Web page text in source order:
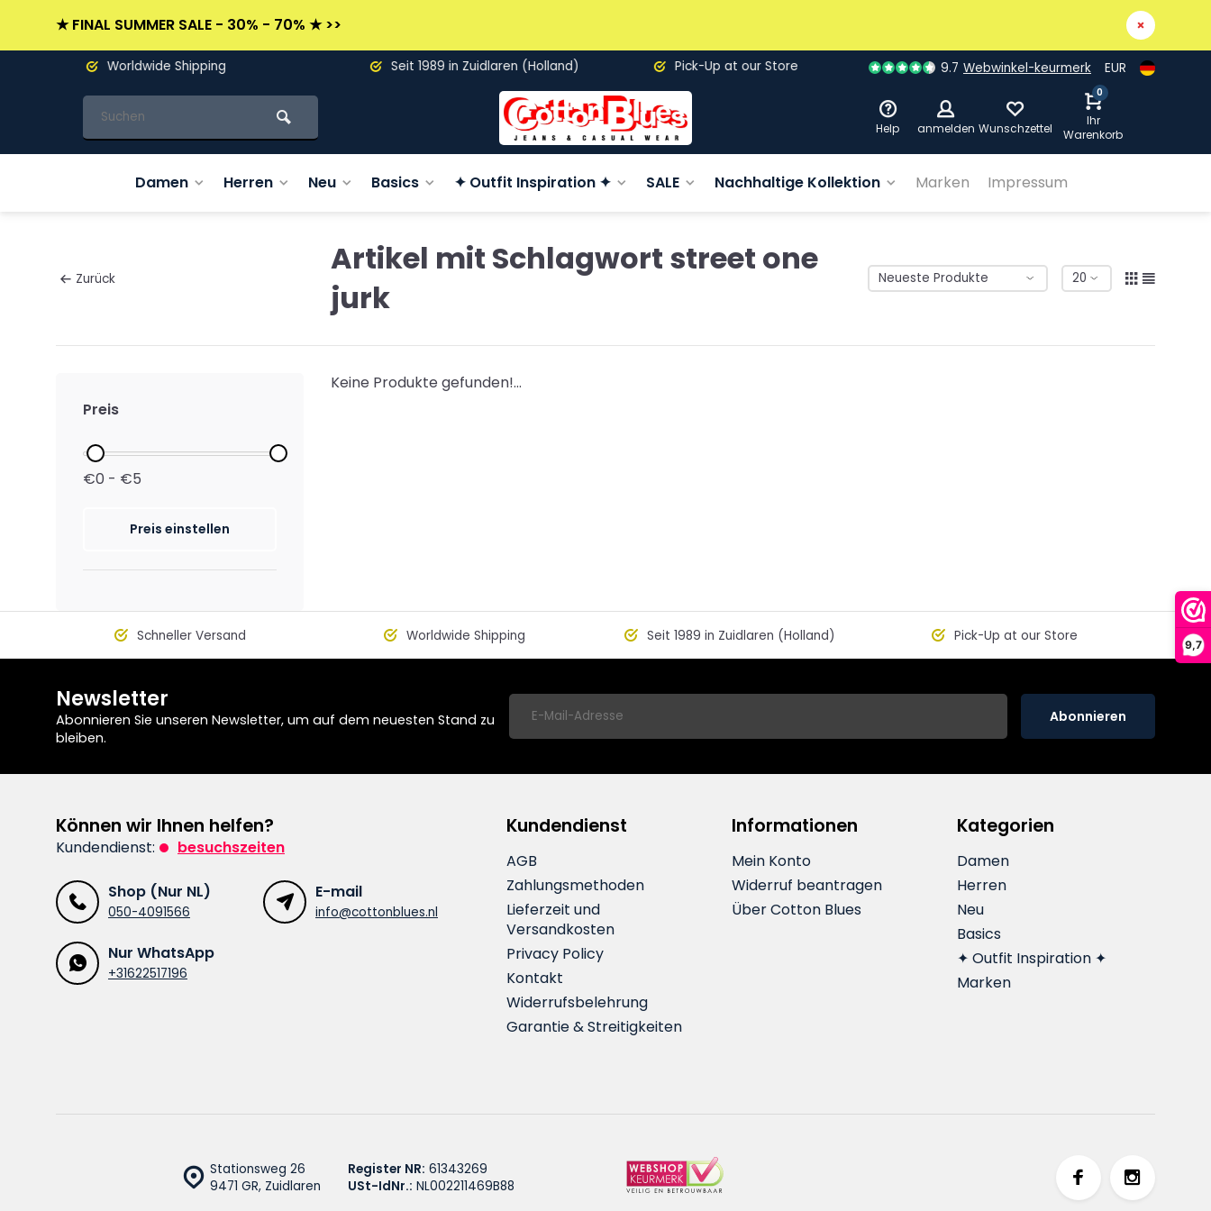
9,7
★ FINAL SUMMER SALE - 30% - 70% ★ >>
Worldwide Shipping Seit 1989 in Zuidlaren (Holland) Pick-Up at our Store 9.7 Webwinkel-keurmerk EUR
Help anmelden Wunschzettel
0
Ihr
Warenkorb
Damen Herren Neu Basics ✦ Outfit Inspiration ✦ SALE Nachhaltige Kollektion Marken Impressum
Zurück
Artikel mit Schlagwort street one
jurk
Preis
€0 - €5
Preis einstellen
Keine Produkte gefunden!...
Schneller Versand Worldwide Shipping Seit 1989 in Zuidlaren (Holland) Pick-Up at our Store
Newsletter
Abonnieren Sie unseren Newsletter, um auf dem neuesten Stand zu
bleiben.
Abonnieren
Können wir Ihnen helfen?
Kundendienst: besuchszeiten
Shop (Nur NL)
050-4091566
E-mail
info@cottonblues.nl
Nur WhatsApp
+31622517196
Kundendienst
AGB
Zahlungsmethoden
Lieferzeit und
Versandkosten
Privacy Policy
Kontakt
Widerrufsbelehrung
Garantie & Streitigkeiten
Informationen
Mein Konto
Widerruf beantragen
Über Cotton Blues
Kategorien
Damen
Herren
Neu
Basics
✦ Outfit Inspiration ✦
Marken
Stationsweg 26
9471 GR, Zuidlaren
Register NR: 61343269
USt-IdNr.: NL002211469B88